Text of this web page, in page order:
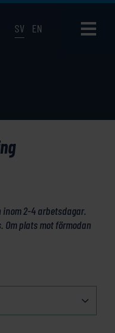
SV EN
inom 2-4 arbetsdagar.
Om plats mot förmodan